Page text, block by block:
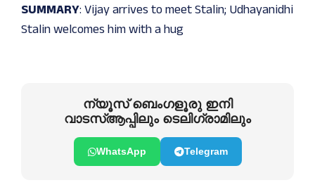
SUMMARY: Vijay arrives to meet Stalin; Udhayanidhi
Stalin welcomes him with a hug
ന്യൂസ് ബെംഗളൂരു ഇനി
വാടസ്ആപ്പിലും ടെലിഗ്രാമിലും
WhatsApp Telegram